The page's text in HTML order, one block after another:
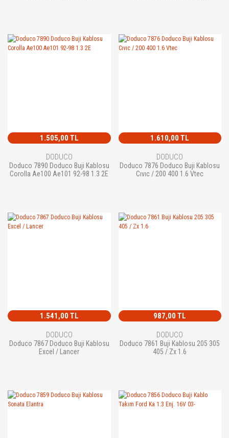
1.505,00 TL
DODUCO
Doduco 7890 Doduco Buji Kablosu
Corolla Ae100 Ae101 92-98 1.3 2E
1.610,00 TL
DODUCO
Doduco 7876 Doduco Buji Kablosu
Cıvıc / 200 400 1.6 Vtec
1.541,00 TL
DODUCO
Doduco 7867 Doduco Buji Kablosu
Excel / Lancer
987,00 TL
DODUCO
Doduco 7861 Buji Kablosu 205 305
405 / Zx 1.6